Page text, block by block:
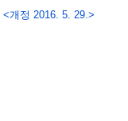
<개정 2016. 5. 29.>